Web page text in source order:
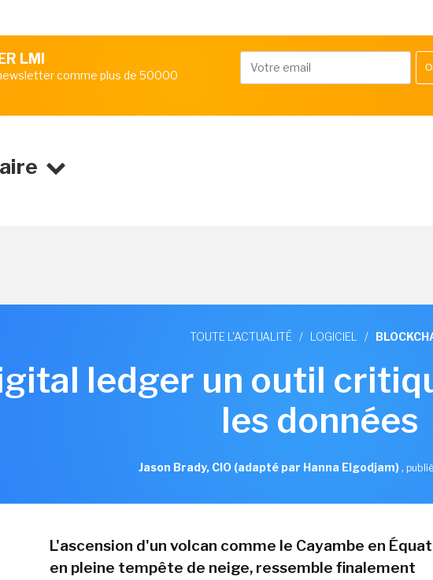
LMI
comme plus de 50000
TOUTE L'ACTUALITÉ / LOGICIEL /
ledger un outil
les données
Jason Brady, CIO (adapté par Hanna Elgodjam),
L'ascension d'un volcan comme le Cayambe en
en pleine tempête de neige, ressemble finalement